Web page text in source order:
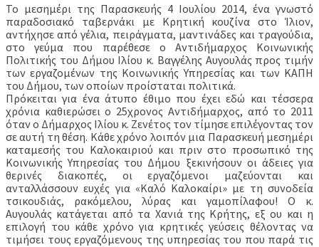
Το μεσημέρι της Παρασκευής 4 Ιουλίου 2014, ένα γνωστό
παραδοσιακό ταβερνάκι με Κρητική κουζίνα στο Ίλιον,
αντήχησε από γέλια, πειράγματα, μαντινάδες και τραγούδια,
στο γεύμα που παρέθεσε ο Αντιδήμαρχος Κοινωνικής
Πολιτικής του Δήμου Ιλίου κ. Βαγγέλης Αυγουλάς προς τιμήν
των εργαζομένων της Κοινωνικής Υπηρεσίας και των ΚΑΠΗ
του Δήμου, των οποίων προίσταται πολιτικά.
Πρόκειται για ένα άτυπο έθιμο που έχει εδώ και τέσσερα
χρόνια καθιερώσει ο 25χρονος Αντιδήμαρχος, από το 2011
όταν ο Δήμαρχος Ιλίου κ. Ζενέτος τον τίμησε επιλέγοντας τον
σε αυτή τη θέση. Κάθε χρόνο λοιπόν μια Παρασκευή μεσημέρι
καταμεσής του Καλοκαιριού και πριν στο προσωπικό της
Κοινωνικής Υπηρεσίας του Δήμου ξεκινήσουν οι άδειες για
θερινές διακοπές, οι εργαζόμενοι μαζεύονται και
ανταλλάσσουν ευχές για «Καλό Καλοκαίρι» με τη συνοδεία
τσικουδιάς, ρακόμελου, λύρας και γαμοπίλαφου! Ο κ.
Αυγουλάς κατάγεται από τα Χανιά της Κρήτης, εξ ου και η
επιλογή του κάθε χρόνο για κρητικές γεύσεις θέλοντας να
τιμήσει τους εργαζόμενους της υπηρεσίας του που παρά τις